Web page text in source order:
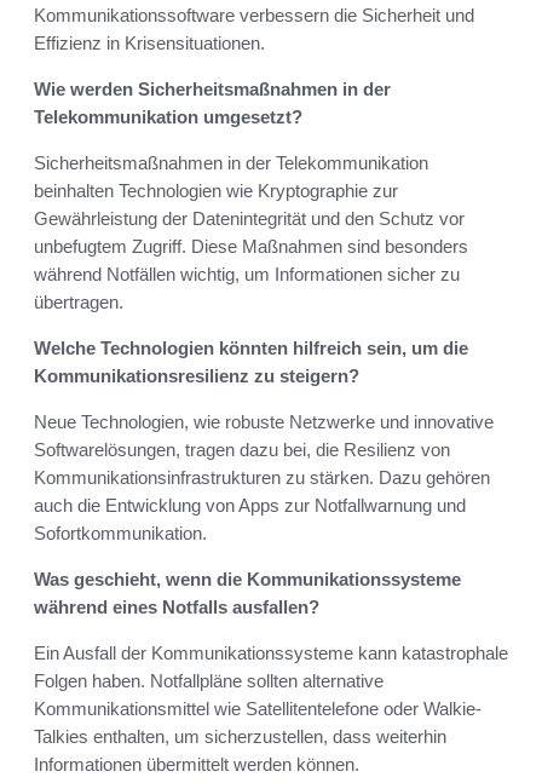
Kommunikationssoftware verbessern die Sicherheit und
Effizienz in Krisensituationen.
Wie werden Sicherheitsmaßnahmen in der
Telekommunikation umgesetzt?
Sicherheitsmaßnahmen in der Telekommunikation
beinhalten Technologien wie Kryptographie zur
Gewährleistung der Datenintegrität und den Schutz vor
unbefugtem Zugriff. Diese Maßnahmen sind besonders
während Notfällen wichtig, um Informationen sicher zu
übertragen.
Welche Technologien könnten hilfreich sein, um die
Kommunikationsresilienz zu steigern?
Neue Technologien, wie robuste Netzwerke und innovative
Softwarelösungen, tragen dazu bei, die Resilienz von
Kommunikationsinfrastrukturen zu stärken. Dazu gehören
auch die Entwicklung von Apps zur Notfallwarnung und
Sofortkommunikation.
Was geschieht, wenn die Kommunikationssysteme
während eines Notfalls ausfallen?
Ein Ausfall der Kommunikationssysteme kann katastrophale
Folgen haben. Notfallpläne sollten alternative
Kommunikationsmittel wie Satellitentelefone oder Walkie-
Talkies enthalten, um sicherzustellen, dass weiterhin
Informationen übermittelt werden können.